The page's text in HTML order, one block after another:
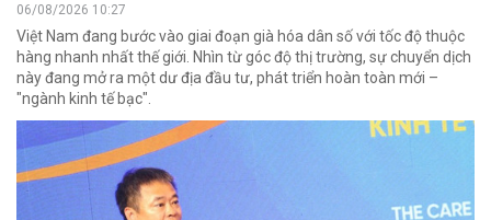
06/08/2026 10:27
Việt Nam đang bước vào giai đoạn già hóa dân số với tốc độ thuộc
hàng nhanh nhất thế giới. Nhìn từ góc độ thị trường, sự chuyển dịch
này đang mở ra một dư địa đầu tư, phát triển hoàn toàn mới –
"ngành kinh tế bạc".